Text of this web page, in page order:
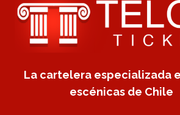
La cartelera especializada
escénicas de Chile